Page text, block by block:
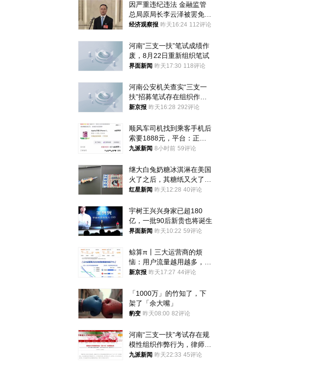
因严重违纪违法 金融监管
总局原局长李云泽被罢免全
国人大代表
经济观察报 昨天16:24 112评论
河南“三支一扶”笔试成绩作
废，8月22日重新组织笔试
界面新闻 昨天17:30 118评论
河南公安机关查实“三支一
扶”招募笔试存在组织作弊
犯罪行为
新京报 昨天16:28 292评论
顺风车司机找到乘客手机后
索要1888元，平台：正和
司机沟通协商
九派新闻 8小时前 59评论
继大白兔奶糖冰淇淋在美国
火了之后，其糖纸又火了！
海外博主盛赞：平面设计经
红星新闻 昨天12:28 40评论
宇树王兴兴身家已超180
亿，一批90后新贵也将诞生
界面新闻 昨天10:22 59评论
鲸算π丨三大运营商的烦
恼：用户流量越用越多，收
入却越来越少
新京报 昨天17:27 44评论
「1000万」的竹知了，下
架了「余大嘴」
豹变 昨天08:00 82评论
河南“三支一扶”考试存在规
模性组织作弊行为，律师：
涉嫌非法获取国家秘密罪等
九派新闻 昨天22:33 45评论